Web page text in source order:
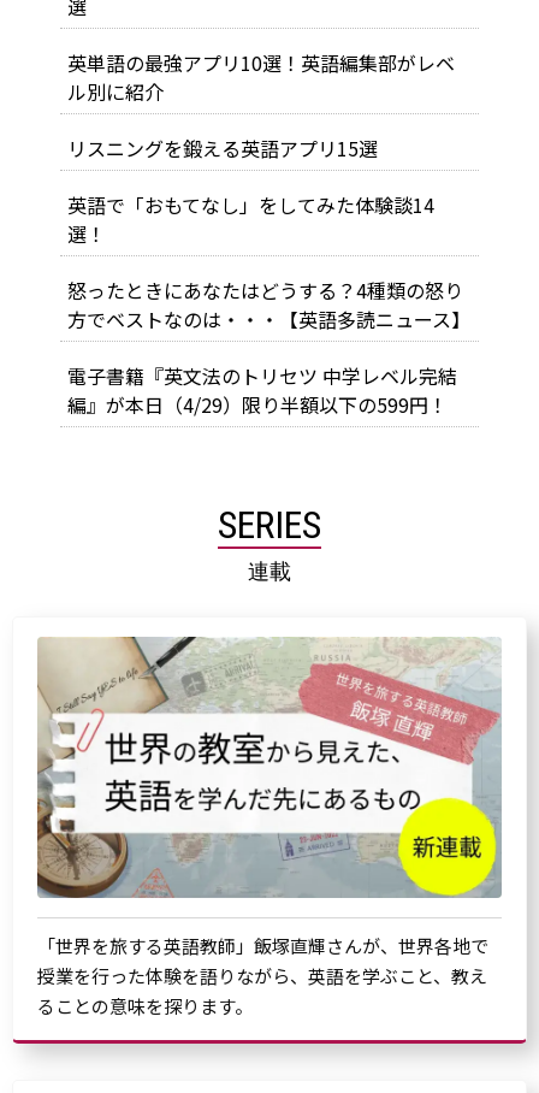
選
英単語の最強アプリ10選！英語編集部がレベ
ル別に紹介
リスニングを鍛える英語アプリ15選
英語で「おもてなし」をしてみた体験談14
選！
怒ったときにあなたはどうする？4種類の怒り
方でベストなのは・・・【英語多読ニュース】
電子書籍『英文法のトリセツ 中学レベル完結
編』が本日（4/29）限り半額以下の599円！
SERIES
連載
「世界を旅する英語教師」飯塚直輝さんが、世界各地で
授業を行った体験を語りながら、英語を学ぶこと、教え
ることの意味を探ります。